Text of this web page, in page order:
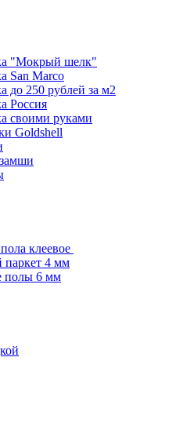
"Мокрый шелк"
San Marco
до 250 рублей за м2
Россия
своими руками
Goldshell
клеевое
паркет 4 мм
полы 6 мм